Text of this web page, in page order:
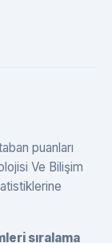
puanları
Ve Bilişim
sıralama